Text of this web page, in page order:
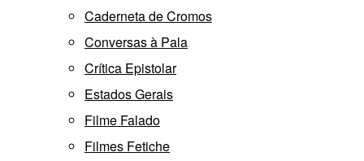
Caderneta de Cromos
Conversas à Pala
Crítica Epistolar
Estados Gerais
Filme Falado
Filmes Fetiche